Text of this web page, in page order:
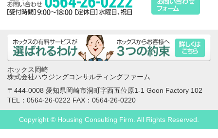
ホックス岡崎
株式会社ハウジングコンサルティングファーム
〒444-0008 愛知県岡崎市洞町字西五位原1-1 Goon Factory 102
TEL：0564-26-0222 FAX：0564-26-0220
Copyright © Housing Consulting Firm. All Rights Reserved.